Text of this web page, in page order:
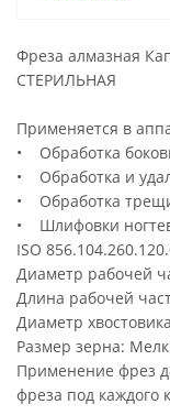
Фреза алмазная
СТЕРИЛЬНАЯ
Применяется в
• Обработка
• Обработка и
• Обработка
• Шлифовки
ISO
Диаметр рабочей
Длина рабочей
Диаметр
Размер зерна:
Применение фрез
фреза под каждого